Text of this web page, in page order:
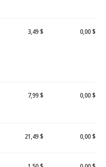
3,49 $ 0,00 $
7,99 $ 0,00 $
21,49 $ 0,00 $